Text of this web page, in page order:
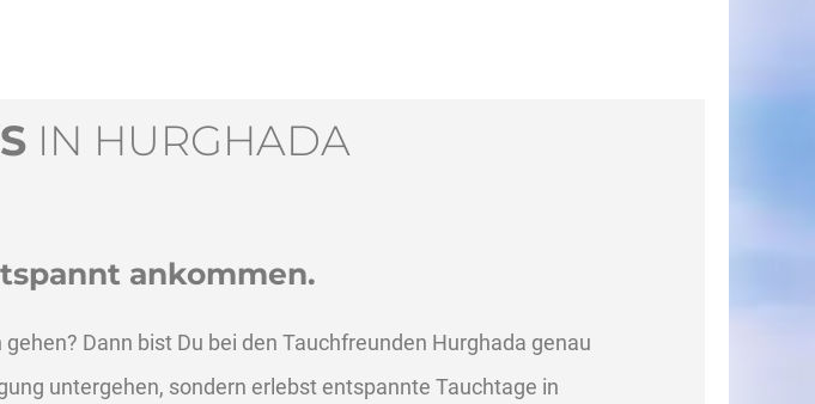
IN HURGHADA
ankommen.
Dann bist Du bei den Tauchfreunden Hurghada genau
untergehen, sondern erlebst entspannte Tauchtage in